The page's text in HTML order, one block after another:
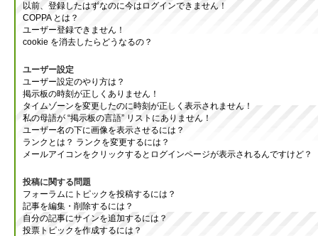
以前、登録したはずなのに今はログインできません！
COPPA とは？
ユーザー登録できません！
cookie を消去したらどうなるの？
ユーザー設定
ユーザー設定のやり方は？
掲示板の時刻が正しくありません！
タイムゾーンを変更したのに時刻が正しく表示されません！
私の母語が “掲示板の言語” リストにありません！
ユーザー名の下に画像を表示させるには？
ランクとは？ ランクを変更するには？
メールアイコンをクリックするとログインページが表示されるんですけど？
投稿に関する問題
フォーラムにトピックを投稿するには？
記事を編集・削除するには？
自分の記事にサインを追加するには？
投票トピックを作成するには？